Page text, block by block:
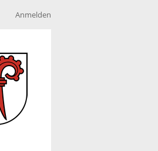
Anmelden